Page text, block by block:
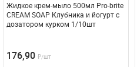
Жидкое крем-мыло 500мл Pro-brite
CREАM SOAP Клубника и йогурт с
дозатором курком 1/10шт
176,90 ₽/шт